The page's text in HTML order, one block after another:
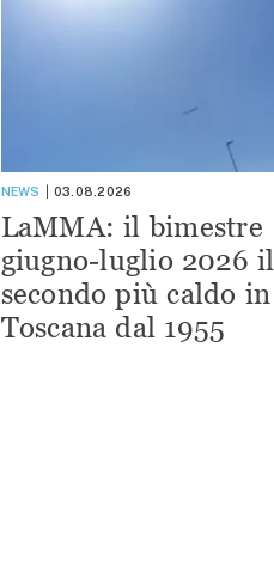
NEWS 03.08.2026
LaMMA: il bimestre
giugno-luglio 2026 il
secondo più caldo in
Toscana dal 1955